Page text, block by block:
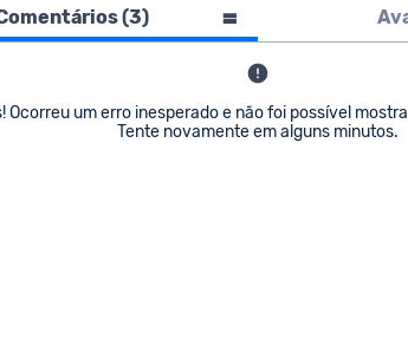
(3)
Ocorreu um erro inesperado e não foi possível
Tente novamente em alguns minutos.